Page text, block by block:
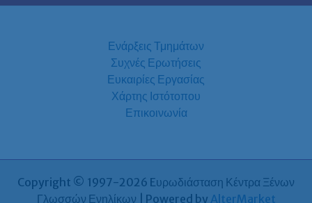
Ενάρξεις Τμημάτων
Συχνές Ερωτήσεις
Ευκαιρίες Εργασίας
Χάρτης Ιστότοπου
Επικοινωνία
Copyright © 1997-2026 Eυρωδιάσταση Κέντρα Ξένων
Γλωσσών Ενηλίκων | Powered by AlterMarket